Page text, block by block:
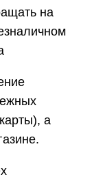
на
а